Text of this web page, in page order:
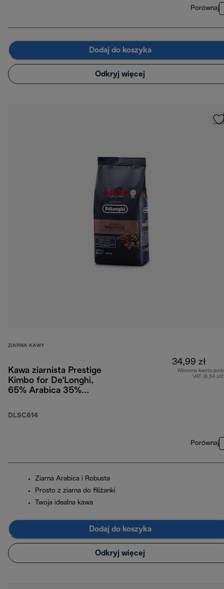
Porównaj
Dodaj do koszyka
Odkryj więcej
ZIARNA KAWY
Kawa ziarnista Prestige
Kimbo for De'Longhi,
65% Arabica 35%
DLSC614
34,99 zł
Wliczona kwota
VAT (6,54
Porównaj
Ziarna Arabica i Robusta
Prosto z ziarna do filiżanki
Twoja idealna kawa
Dodaj do koszyka
Odkryj więcej